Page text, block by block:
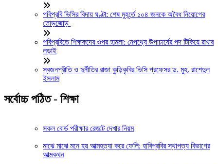
পবিপ্রবি ভিসির বিদায় ঘণ্টা: শেষ মুহূর্তে ১০৪ জনকে অবৈধ নিয়োগের
তোড়জোড়
পবিপ্রবিতে শিক্ষকদের ওপর হামলা: নেপথ্যে উপাচার্যের পদ টিকিয়ে রাখার
লড়াই
স্বজনপ্রীতি ও দুর্নীতির রাজা কুড়িকৃবির ভিসি প্রফেসর ড. মুহ. রাশেদুল
ইসলাম
সর্বোচ্চ পঠিত - শিক্ষা
সকল বোর্ড পরীক্ষার রেজাল্ট দেখার নিয়ম
মাঝে মাঝে মনে হয় আত্মহত্যা করে ফেলি: হাবিপ্রবির স্থাপত্য বিভাগের
আত্মকথন